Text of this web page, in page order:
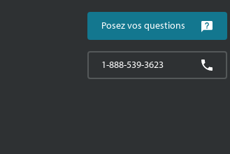
Posez vos questions
1-888-539-3623